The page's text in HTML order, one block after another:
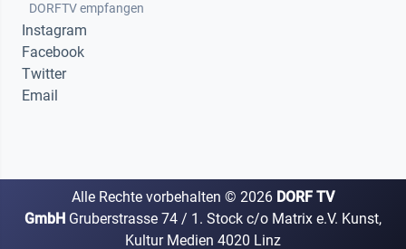
Footer 4
DORFTV empfangen
Instagram
Facebook
Twitter
Email
Alle Rechte vorbehalten © 2026 DORF TV
GmbH Gruberstrasse 74 / 1. Stock c/o Matrix e.V. Kunst,
Kultur Medien 4020 Linz